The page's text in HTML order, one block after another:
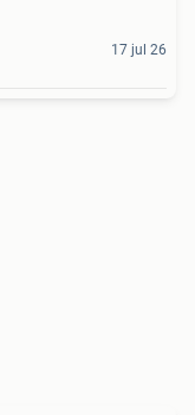
17 jul 26